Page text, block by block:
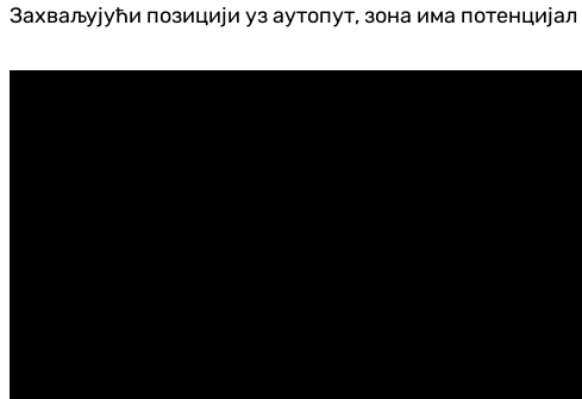
Захваљујући позицији уз аутопут, зона има